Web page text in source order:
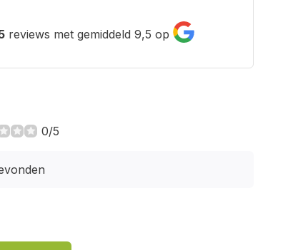
reviews met gemiddeld 9,5 op
0/5